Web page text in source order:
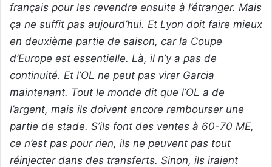
français pour les revendre ensuite à l’étranger. Mais
ça ne suffit pas aujourd’hui. Et Lyon doit faire mieux
en deuxième partie de saison, car la Coupe
d’Europe est essentielle. Là, il n’y a pas de
continuité. Et l’OL ne peut pas virer Garcia
maintenant. Tout le monde dit que l’OL a de
l’argent, mais ils doivent encore rembourser une
partie de stade. S’ils font des ventes à 60-70 ME,
ce n’est pas pour rien, ils ne peuvent pas tout
réinjecter dans des transferts. Sinon, ils iraient